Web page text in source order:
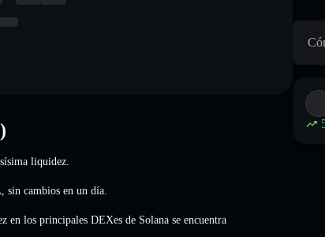
liquidez.
sin cambios en un día.
en los principales DEXes de Solana se encuentra